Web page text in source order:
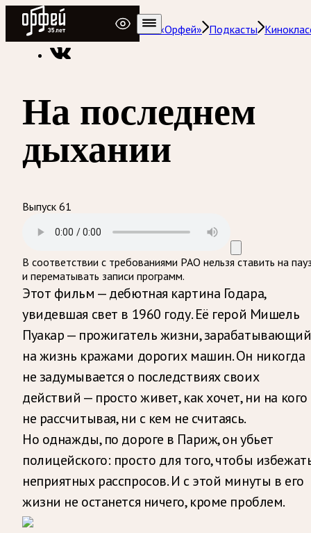
Радио Орфей
Радио классической музыки «Орфей» Подкасты
На последнем
дыхании
Выпуск 61
В соответствии с требованиями РАО нельзя ставить на
и перематывать записи программ.
Этот фильм — дебютная картина Годара,
увидевшая свет в 1960 году. Её герой Мишель
Пуакар — прожигатель жизни, зарабатывающий
на жизнь кражами дорогих машин. Он никогда
не задумывается о последствиях своих
действий — просто живет, как хочет, ни на кого
не рассчитывая, ни с кем не считаясь.
Но однажды, по дороге в Париж, он убьет
полицейского: просто для того, чтобы
неприятных расспросов. И с этой минуты в его
жизни не останется ничего, кроме проблем.